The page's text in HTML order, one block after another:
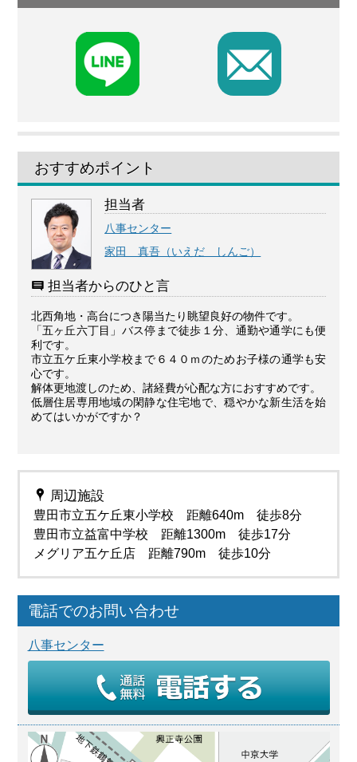
F
おすすめポイント
担当者
八事センター
家田 真吾（いえだ しんご）
担当者からのひと言
北西角地・高台につき陽当たり眺望良好の物件です。
「五ヶ丘六丁目」バス停まで徒歩１分、通勤や通学にも便
利です。
市立五ケ丘東小学校まで６４０ｍのためお子様の通学も安
心です。
解体更地渡しのため、諸経費が心配な方におすすめです。
低層住居専用地域の閑静な住宅地で、穏やかな新生活を始
めてはいかがですか？
周辺施設
豊田市立五ケ丘東小学校 距離640m 徒歩8分
豊田市立益富中学校 距離1300m 徒歩17分
メグリア五ケ丘店 距離790m 徒歩10分
電話でのお問い合わせ
八事センター